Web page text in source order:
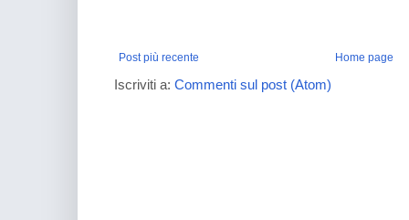
Post più recente Home page
Iscriviti a: Commenti sul post (Atom)